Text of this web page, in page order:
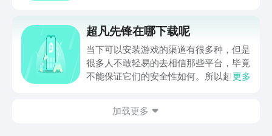
在还有机会能体验到这个游戏吗？如果你
有这方面的疑问，不用慌，下面就给大家
详细说明一番。
超凡先锋在哪下载呢
当下可以安装游戏的渠道有很多种，但是
很多人不敢轻易的去相信那些平台，毕竟
不能保证它们的安全性如何。所以超凡先
用的游戏安装渠道是非常重要的，不过此
更多
加载更多